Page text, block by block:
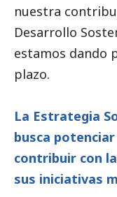
nuestra
Desarrollo
estamos dando
plazo.
La Estrategia
busca
contribuir con la
sus iniciativas